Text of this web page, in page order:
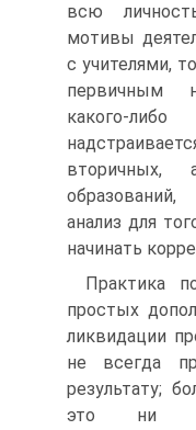
всю
мотивы
с учителями,
первичным
какого-
анализ для
начинать
Практика
простых
ликвидации
не всегда
результату;
это ни